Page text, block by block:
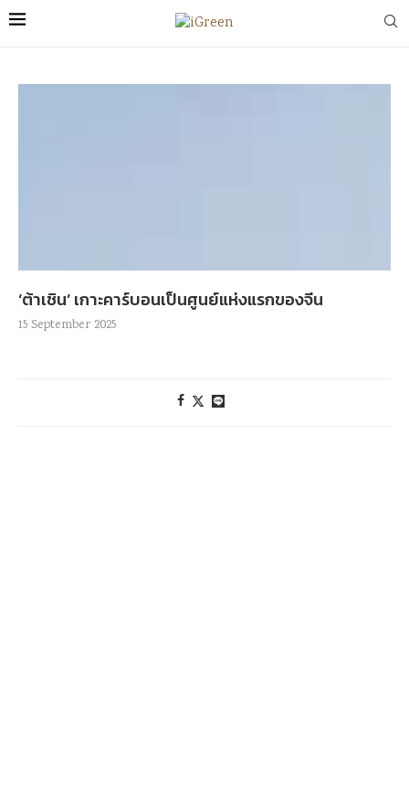
‘ต้าเชิน’ เกาะคาร์บอนเป็นศูนย์แห่งแรกของจีน
15 September 2025